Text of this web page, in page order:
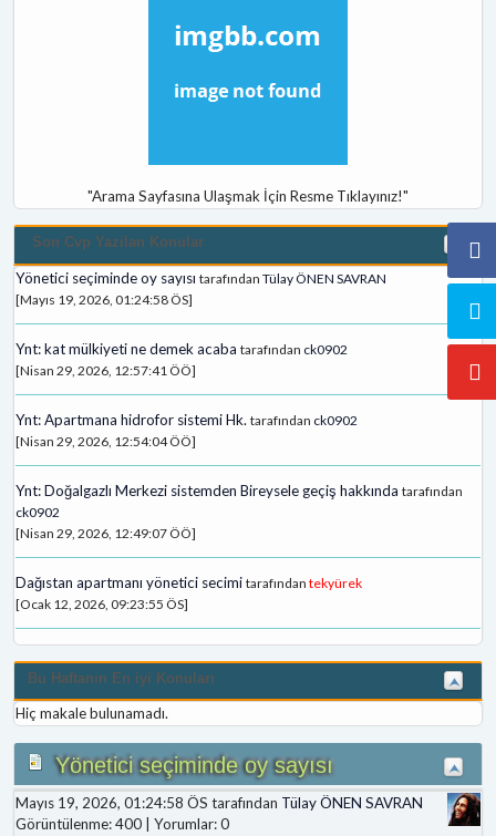
"Arama Sayfasına Ulaşmak İçin Resme Tıklayınız!"
Son Cvp Yazilan Konular
Yönetici seçiminde oy sayısı tarafından Tülay ÖNEN SAVRAN
[Mayıs 19, 2026, 01:24:58 ÖS]
Ynt: kat mülkiyeti ne demek acaba tarafından ck0902
[Nisan 29, 2026, 12:57:41 ÖÖ]
Ynt: Apartmana hidrofor sistemi Hk. tarafından ck0902
[Nisan 29, 2026, 12:54:04 ÖÖ]
Ynt: Doğalgazlı Merkezi sistemden Bireysele geçiş hakkında tarafından
ck0902
[Nisan 29, 2026, 12:49:07 ÖÖ]
Dağıstan apartmanı yönetici secimi tarafından tekyürek
[Ocak 12, 2026, 09:23:55 ÖS]
Bu Haftanın En iyi Konuları
Hiç makale bulunamadı.
Yönetici seçiminde oy sayısı
Mayıs 19, 2026, 01:24:58 ÖS tarafından Tülay ÖNEN SAVRAN
Görüntülenme: 400 | Yorumlar: 0